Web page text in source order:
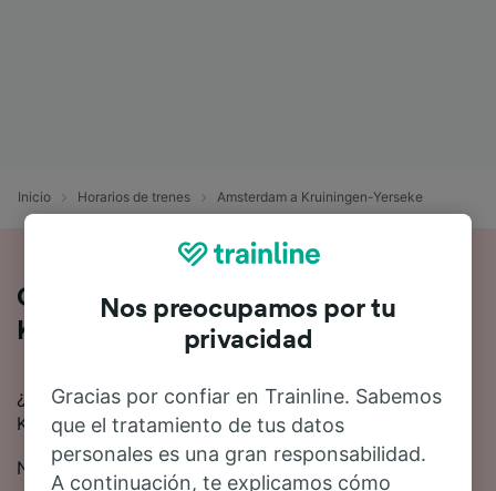
Inicio Horarios de trenes Amsterdam a Kruiningen-Yerseke
Cómo es el viaje de Amsterdam a
Kruiningen-Yerseke en tren
¿Estás pensando en ir en tren de Amsterdam a
Kruiningen-Yerseke? Aquí tienes toda la información.
Normalmente se tardan 2 horas 25 minutos en viajar
Nos preocupamos por tu
privacidad
Gracias por confiar en Trainline. Sabemos
que el tratamiento de tus datos
personales es una gran responsabilidad.
A continuación, te explicamos cómo